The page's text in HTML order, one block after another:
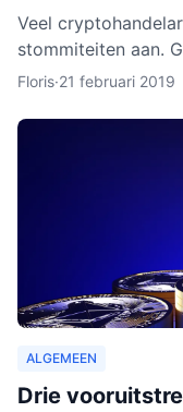
Veel
stommiteiten aan.
meeste gevallen
Floris·21 februari 2019
ALGEMEEN
Drie